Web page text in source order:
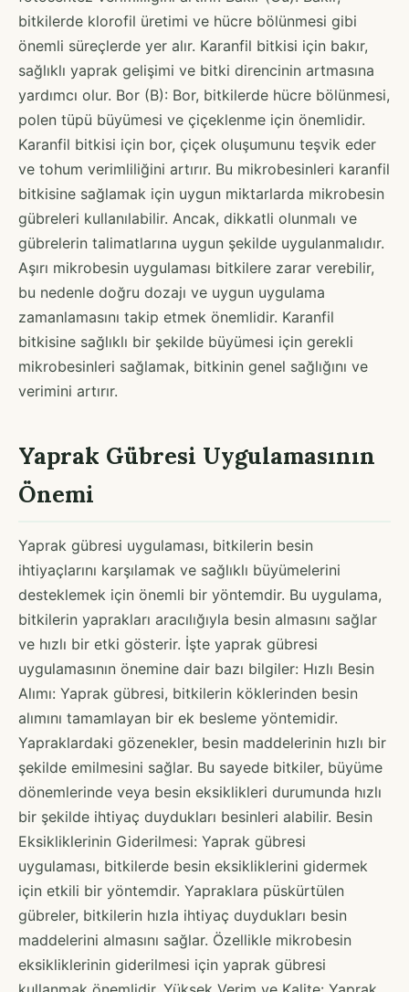
bitkilerde klorofil üretimi ve hücre bölünmesi gibi
önemli süreçlerde yer alır. Karanfil bitkisi için bakır,
sağlıklı yaprak gelişimi ve bitki direncinin artmasına
yardımcı olur. Bor (B): Bor, bitkilerde hücre bölünmesi,
polen tüpü büyümesi ve çiçeklenme için önemlidir.
Karanfil bitkisi için bor, çiçek oluşumunu teşvik eder
ve tohum verimliliğini artırır. Bu mikrobesinleri karanfil
bitkisine sağlamak için uygun miktarlarda mikrobesin
gübreleri kullanılabilir. Ancak, dikkatli olunmalı ve
gübrelerin talimatlarına uygun şekilde uygulanmalıdır.
Aşırı mikrobesin uygulaması bitkilere zarar verebilir,
bu nedenle doğru dozajı ve uygun uygulama
zamanlamasını takip etmek önemlidir. Karanfil
bitkisine sağlıklı bir şekilde büyümesi için gerekli
mikrobesinleri sağlamak, bitkinin genel sağlığını ve
verimini artırır.
Yaprak Gübresi Uygulamasının
Önemi
Yaprak gübresi uygulaması, bitkilerin besin
ihtiyaçlarını karşılamak ve sağlıklı büyümelerini
desteklemek için önemli bir yöntemdir. Bu uygulama,
bitkilerin yaprakları aracılığıyla besin almasını sağlar
ve hızlı bir etki gösterir. İşte yaprak gübresi
uygulamasının önemine dair bazı bilgiler: Hızlı Besin
Alımı: Yaprak gübresi, bitkilerin köklerinden besin
alımını tamamlayan bir ek besleme yöntemidir.
Yapraklardaki gözenekler, besin maddelerinin hızlı bir
şekilde emilmesini sağlar. Bu sayede bitkiler, büyüme
dönemlerinde veya besin eksiklikleri durumunda hızlı
bir şekilde ihtiyaç duydukları besinleri alabilir. Besin
Eksikliklerinin Giderilmesi: Yaprak gübresi
uygulaması, bitkilerde besin eksikliklerini gidermek
için etkili bir yöntemdir. Yapraklara püskürtülen
gübreler, bitkilerin hızla ihtiyaç duydukları besin
maddelerini almasını sağlar. Özellikle mikrobesin
eksikliklerinin giderilmesi için yaprak gübresi